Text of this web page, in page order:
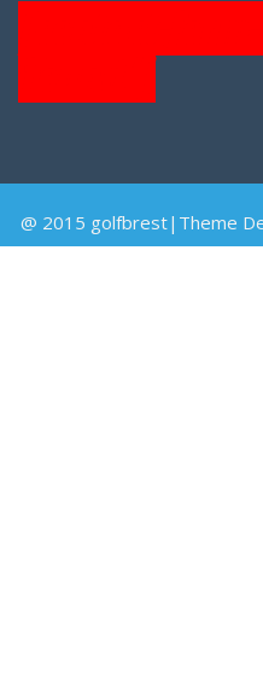
@ 2015 golfbrest|Theme